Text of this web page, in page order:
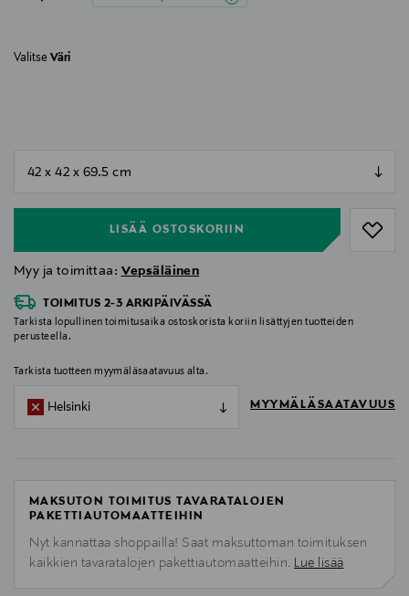
Valitse Väri
LISÄÄ OSTOSKORIIN
Myy ja toimittaa: Vepsäläinen
TOIMITUS 2-3 ARKIPÄIVÄSSÄ
Tarkista lopullinen toimitusaika ostoskorista koriin lisättyjen tuotteiden
perusteella.
Tarkista tuotteen myymäläsaatavuus alta.
Helsinki MYYMÄLÄSAATAVUUS
MAKSUTON TOIMITUS TAVARATALOJEN
PAKETTIAUTOMAATTEIHIN
Nyt kannattaa shoppailla! Saat maksuttoman toimituksen
kaikkien tavaratalojen pakettiautomaatteihin. Lue lisää